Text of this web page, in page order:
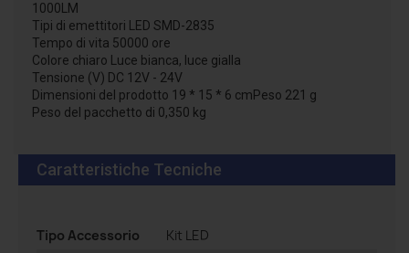
1000LM
Tipi di emettitori LED SMD-2835
Tempo di vita 50000 ore
Colore chiaro Luce bianca, luce gialla
Tensione (V) DC 12V - 24V
Dimensioni del prodotto 19 * 15 * 6 cmPeso 221 g
Peso del pacchetto di 0,350 kg
Caratteristiche Tecniche
Tipo Accessorio
Kit LED